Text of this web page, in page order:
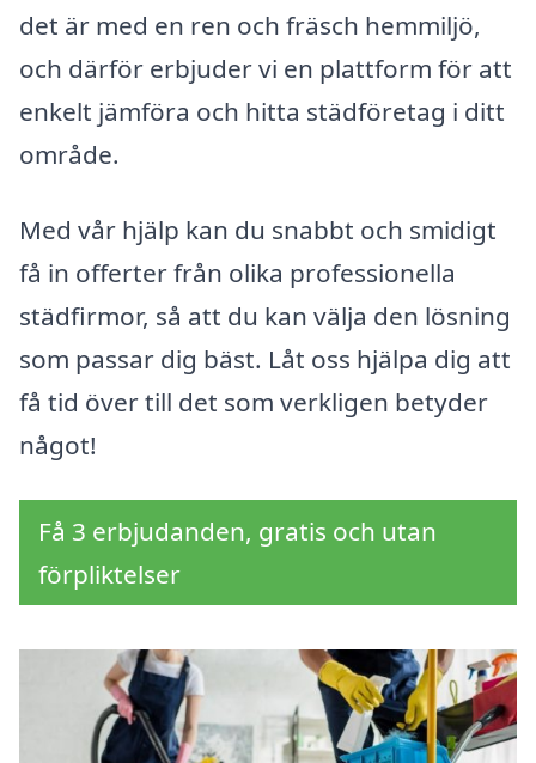
det är med en ren och fräsch hemmiljö,
och därför erbjuder vi en plattform för att
enkelt jämföra och hitta städföretag i ditt
område.
Med vår hjälp kan du snabbt och smidigt
få in offerter från olika professionella
städfirmor, så att du kan välja den lösning
som passar dig bäst. Låt oss hjälpa dig att
få tid över till det som verkligen betyder
något!
Få 3 erbjudanden, gratis och utan
förpliktelser